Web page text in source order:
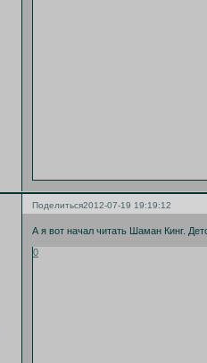
Поделиться2012-07-19 19:19:12
А я вот начал читать Шаман Кинг.
0